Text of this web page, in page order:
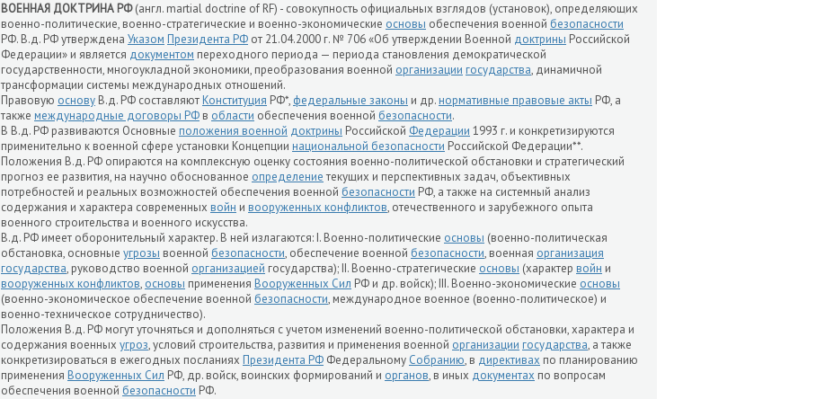
ВОЕННАЯ ДОКТРИНА РФ(англ. martial doctrine of RF) - совокупность официальных взглядов (установок), определяющих
военно-политические, военно-стратегические и военно-экономические основы обеспечения военной безопасности
РФ. В.д. РФ утверждена Указом Президента РФ от 21.04.2000 г. № 706 «Об утверждении Военной доктрины Российской
Федерации» и является документом переходного периода — периода становления демократической
государственности, многоукладной экономики, преобразования военной организации государства, динамичной
трансформации системы международных отношений.
Правовую основу В.д. РФ составляютКонституция РФ*, федеральные законы и др.нормативные правовые акты РФ, а
также международные договоры РФ в области обеспечения военной безопасности.
В В.д. РФ развиваются Основные положения военной доктрины Российской Федерации 1993 г. и конкретизируются
применительно к военной сфере установки Концепции национальной безопасности Российской Федерации**.
Положения В.д. РФ опираются на комплексную оценку состояния военно-политической обстановки и стратегический
прогноз ее развития, на научно обоснованное определениетекущих и перспективных задач, объективных
потребностей и реальных возможностей обеспечения военной безопасности РФ, а также на системный анализ
содержания и характера современных войн и вооруженных конфликтов, отечественного и зарубежного опыта
военного строительства и военного искусства.
В.д. РФ имеет оборонительный характер. В ней излагаются: I. Военно-политические основы (военно-политическая
обстановка, основные угрозы военной безопасности, обеспечение военной безопасности, военная организация
государства, руководство военной организацией государства); II. Военно-стратегические основы (характер войн и
вооруженных конфликтов, основы применения Вооруженных Сил РФ и др. войск); III. Военно-экономические основы
(военно-экономическое обеспечение военной безопасности, международное военное (военно-политическое) и
военно-техническое сотрудничество).
Положения В.д. РФ могут уточняться и дополняться с учетом изменений военно-политической обстановки, характера и
содержания военных угроз, условий строительства, развития и применения военной организации государства, а также
конкретизироваться в ежегодных посланиях Президента РФ Федеральному Собранию, в директивах по планированию
применения Вооруженных Сил РФ, др. войск, воинских формирований и органов, в иных документах по вопросам
обеспечения военной безопасности РФ.